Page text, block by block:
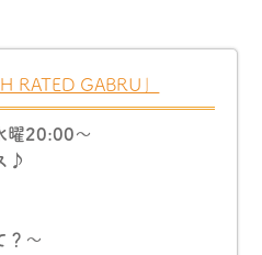
RATED GABRU」
曜20:00〜
♪
？〜